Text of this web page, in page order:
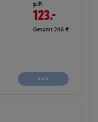
p.P.
123.-
Gesamt 246 €